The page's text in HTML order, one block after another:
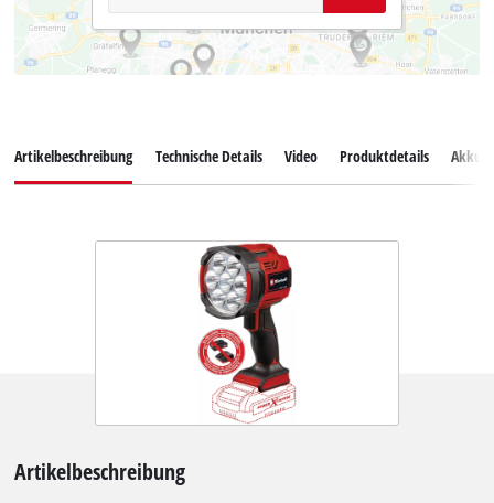
Artikelbeschreibung Technische Details Video Produktdetails
Artikelbeschreibung